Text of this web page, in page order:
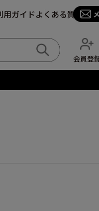
用ガイドよくある質問
会員登